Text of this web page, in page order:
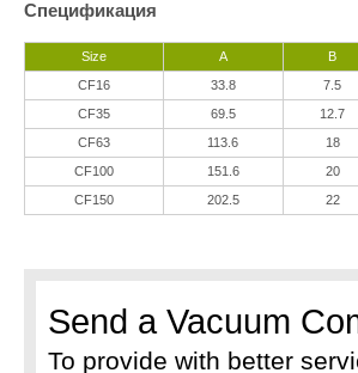
Спецификация
Size A B
CF16
33.8 7.5
CF35
69.5 12.7
CF63
113.6 18
CF100
151.6 20
CF150
202.5 22